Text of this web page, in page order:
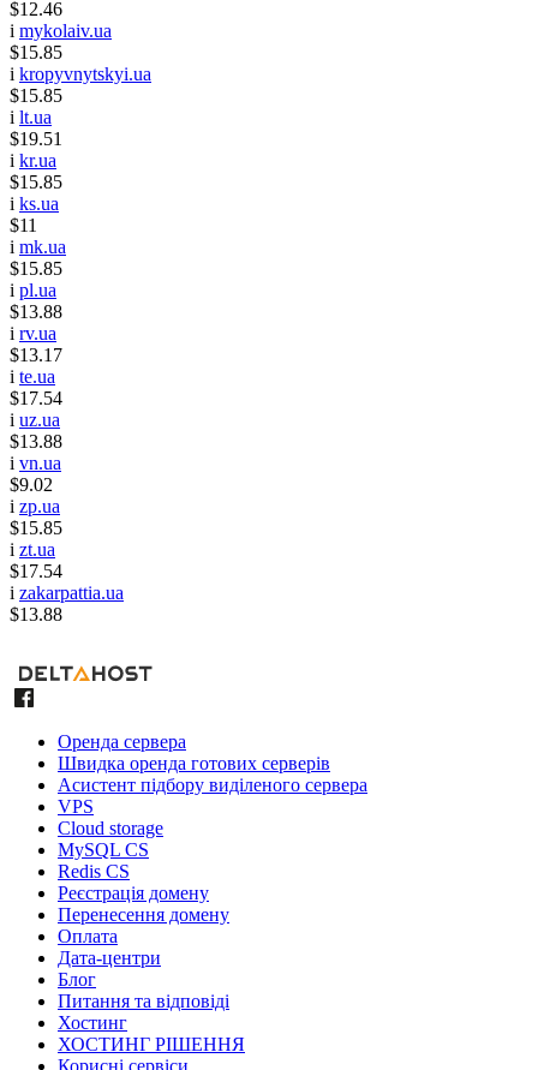
$12.46
i mykolaiv.ua
$15.85
i kropyvnytskyi.ua
$15.85
i lt.ua
$19.51
i kr.ua
$15.85
i ks.ua
$11
i mk.ua
$15.85
i pl.ua
$13.88
i rv.ua
$13.17
i te.ua
$17.54
i uz.ua
$13.88
i vn.ua
$9.02
i zp.ua
$15.85
i zt.ua
$17.54
i zakarpattia.ua
$13.88
Оренда сервера
Швидка оренда готових серверів
Асистент підбору виділеного сервера
VPS
Cloud storage
MySQL CS
Redis CS
Реєстрація домену
Перенесення домену
Оплата
Дата-центри
Блог
Питання та відповіді
Хостинг
ХОСТИНГ РІШЕННЯ